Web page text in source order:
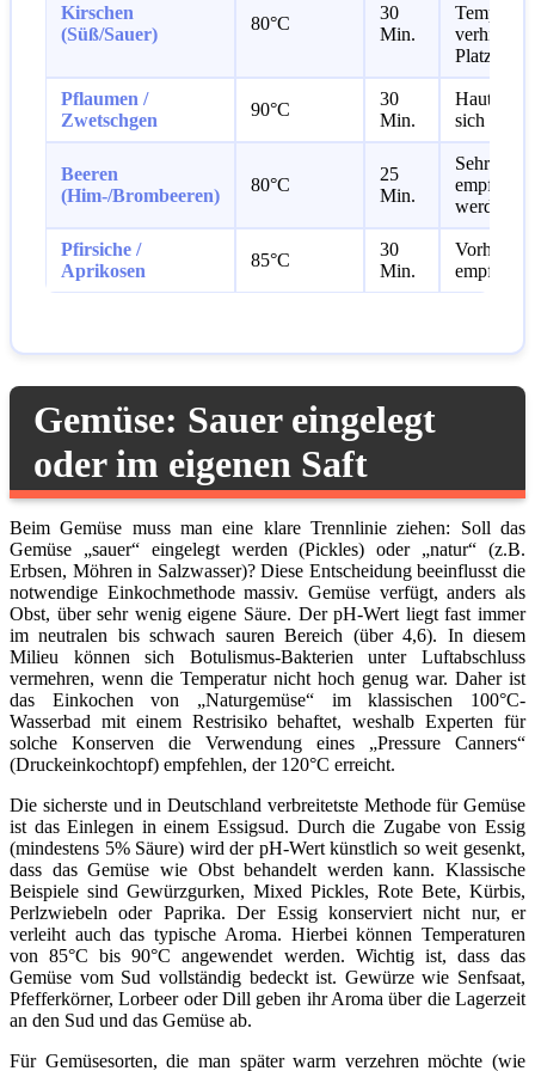
Kirschen
(Süß/Sauer)
80°C
30
Min.
Temp.
verhindert
Platzen
Pflaumen /
Zwetschgen
90°C
30
Min.
Haut kann
sich lösen
Beeren
(Him-/Brombeeren)
80°C
25
Min.
Sehr
werden
Pfirsiche /
Aprikosen
85°C
30
Min.
Vorher
empfohlen
Gemüse: Sauer eingelegt
oder im eigenen Saft
Beim Gemüse muss man eine klare Trennlinie ziehen: Soll das
Gemüse „sauer“ eingelegt werden (Pickles) oder „natur“ (z.B.
Erbsen, Möhren in Salzwasser)? Diese Entscheidung beeinflusst die
notwendige Einkochmethode massiv. Gemüse verfügt, anders als
Obst, über sehr wenig eigene Säure. Der pH-Wert liegt fast immer
im neutralen bis schwach sauren Bereich (über 4,6). In diesem
Milieu können sich Botulismus-Bakterien unter Luftabschluss
vermehren, wenn die Temperatur nicht hoch genug war. Daher ist
das Einkochen von „Naturgemüse“ im klassischen 100°C-
Wasserbad mit einem Restrisiko behaftet, weshalb Experten für
solche Konserven die Verwendung eines „Pressure Canners“
(Druckeinkochtopf) empfehlen, der 120°C erreicht.
Die sicherste und in Deutschland verbreitetste Methode für Gemüse
ist das Einlegen in einem Essigsud. Durch die Zugabe von Essig
(mindestens 5% Säure) wird der pH-Wert künstlich so weit gesenkt,
dass das Gemüse wie Obst behandelt werden kann. Klassische
Beispiele sind Gewürzgurken, Mixed Pickles, Rote Bete, Kürbis,
Perlzwiebeln oder Paprika. Der Essig konserviert nicht nur, er
verleiht auch das typische Aroma. Hierbei können Temperaturen
von 85°C bis 90°C angewendet werden. Wichtig ist, dass das
Gemüse vom Sud vollständig bedeckt ist. Gewürze wie Senfsaat,
Pfefferkörner, Lorbeer oder Dill geben ihr Aroma über die Lagerzeit
an den Sud und das Gemüse ab.
Für Gemüsesorten, die man später warm verzehren möchte (wie